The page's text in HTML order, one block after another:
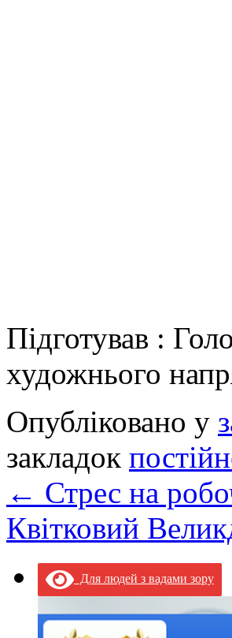
Підготував :
художнього
Опубліковано у
закладок
← Стрес на
Квітковий
Для людей з вадами зору